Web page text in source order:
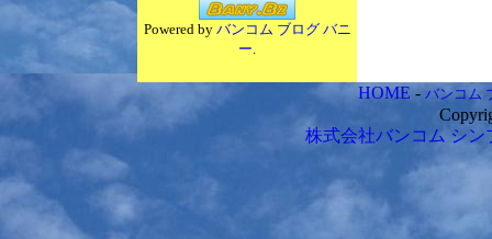
Powered by バンコム ブログ バニ
ー.
HOME-バンコム
株式会社バンコム シン